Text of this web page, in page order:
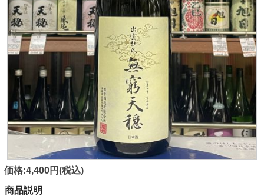
価格:4,400円(税込)
商品説明